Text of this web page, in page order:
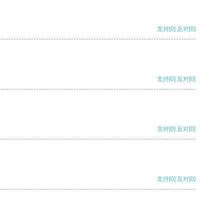
支持[0] 反对[0]
支持[0] 反对[0]
支持[0] 反对[0]
支持[0] 反对[0]